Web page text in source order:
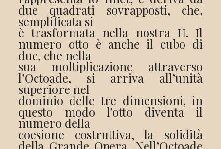
due quadrati sovrapposti, che,
semplificata si
è trasformata nella nostra H. Il
numero otto è anche il cubo di
due, che nella
sua moltiplicazione attraverso
l’Octoade, si arriva all’unità
superiore nel
dominio delle tre dimensioni, in
questo modo l’otto diventa il
numero della
coesione costruttiva, la solidità
della Grande Opera. Nell’Octoade